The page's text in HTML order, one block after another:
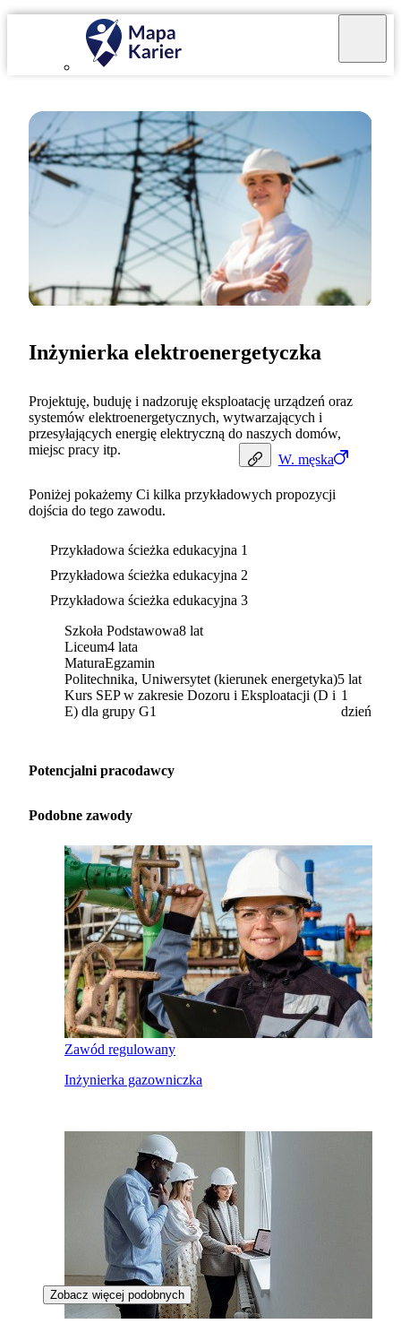
W. męska
Inżynierka elektroenergetyczka
Projektuję, buduję i nadzoruję eksploatację urządzeń oraz
systemów elektroenergetycznych, wytwarzających i
przesyłających energię elektryczną do naszych domów,
miejsc pracy itp.
Poniżej pokażemy Ci kilka przykładowych propozycji
dojścia do tego zawodu.
Przykładowa ścieżka edukacyjna 1
Przykładowa ścieżka edukacyjna 2
Przykładowa ścieżka edukacyjna 3
Szkoła Podstawowa8 lat
Liceum4 lata
MaturaEgzamin
Politechnika, Uniwersytet (kierunek energetyka)5 lat
Kurs SEP w zakresie Dozoru i Eksploatacji (D i
E) dla grupy G1
1
dzień
Potencjalni pracodawcy
Podobne zawody
Zawód regulowany
Inżynierka gazowniczka
Zobacz więcej podobnych